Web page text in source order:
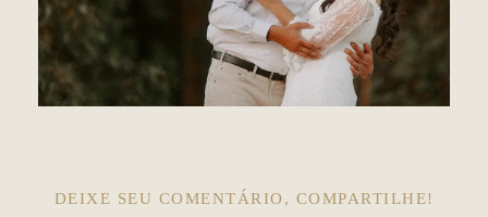
DEIXE SEU COMENTÁRIO, COMPARTILHE!